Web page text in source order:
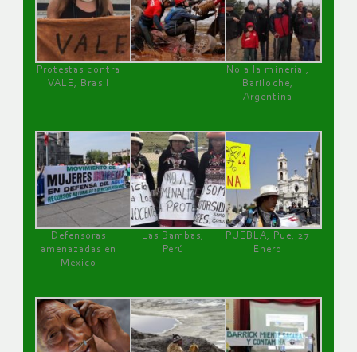
Protestas contra
VALE, Brasil
No a la minería ,
Bariloche,
Argentina
Defensoras
amenazadas en
México
Las Bambas,
Perú
PUEBLA, Pue, 27
Enero